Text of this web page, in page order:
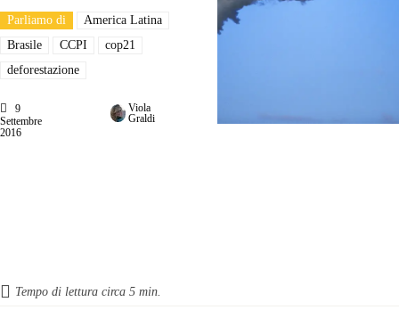
Parliamo di
America Latina
Brasile
CCPI
cop21
deforestazione
9
Settembre
2016
Viola
Graldi
Tempo di lettura circa 5 min.